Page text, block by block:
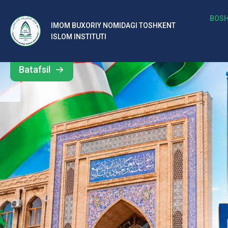
IMOM BUXORIY NOMIDAGI TOSHKENT
ISLOM INSTITUTI
b
al
ar
o‘
rt
a
si
d
Barcha
yangiliklar
Batafsil